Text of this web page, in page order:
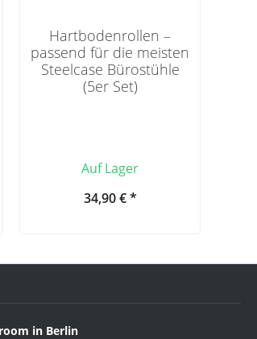
Hartbodenrollen –
passend für die meisten
Steelcase Bürostühle
(5er Set)
Auf Lager
34,90 € *
in Berlin